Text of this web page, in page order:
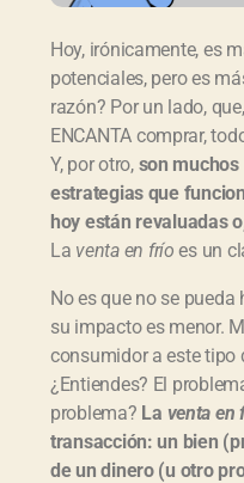
Hoy, irónicamente, es
potenciales, pero es
razón? Por un lado,
ENCANTA comprar,
Y, por otro, son
estrategias que
hoy están revaluadas
La venta en frío es un
No es que no se pueda
su impacto es menor.
consumidor a este tipo
¿Entiendes? El
problema? La venta en
transacción: un bien
de un dinero (u otro